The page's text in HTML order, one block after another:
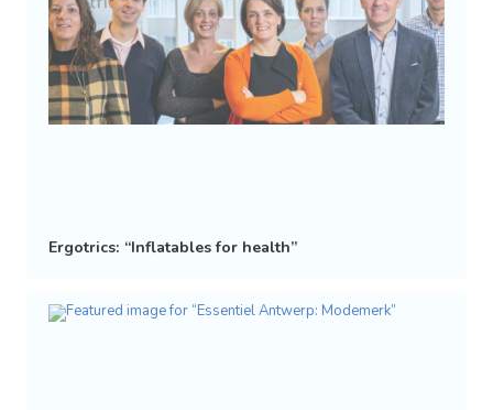
Ergotrics: “Inflatables for health”